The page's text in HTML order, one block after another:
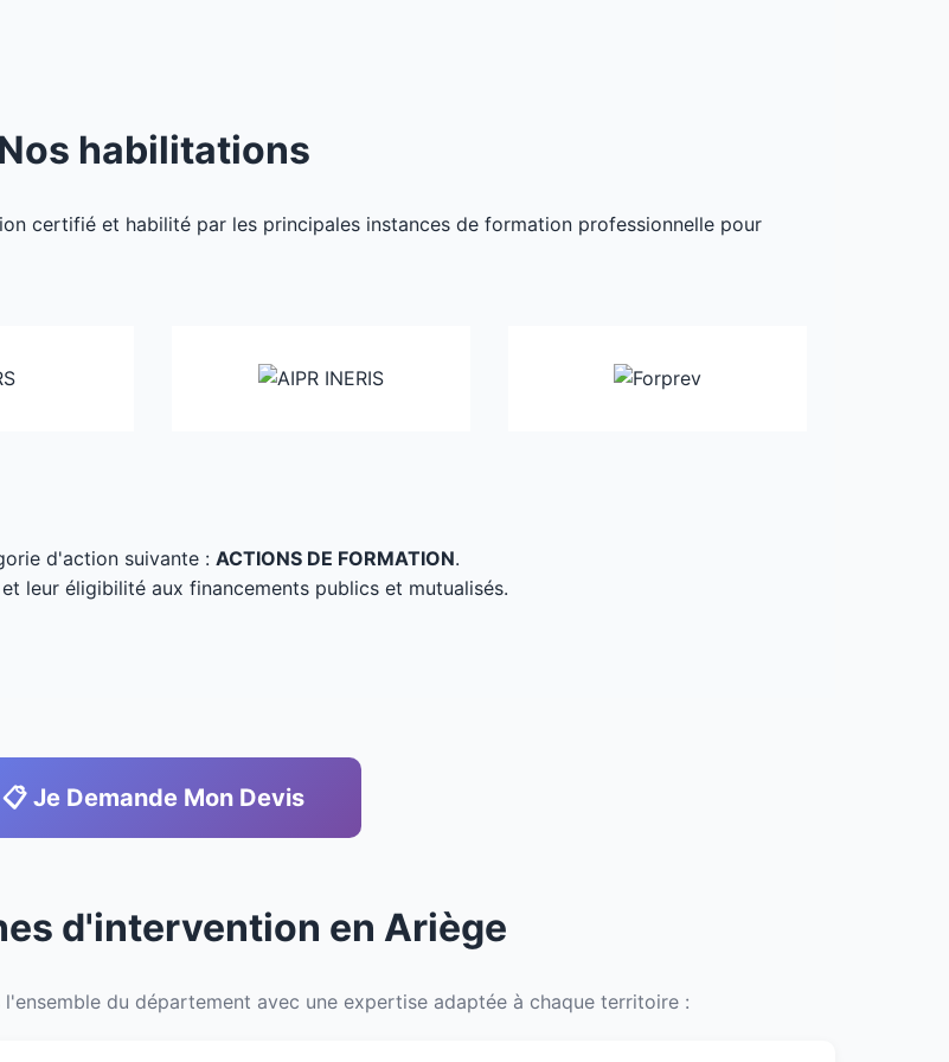
Nos habilitations
certifié et habilité par les principales instances de formation professionnelle pour
d'action suivante : ACTIONS DE FORMATION.
leur éligibilité aux financements publics et mutualisés.
📋 Je Demande Mon Devis
d'intervention en Ariège
du département avec une expertise adaptée à chaque territoire :